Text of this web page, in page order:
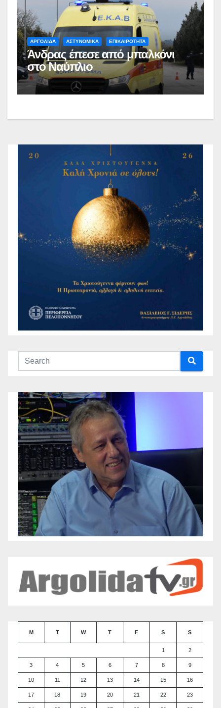
ΑΡΓΟΛΙΔΑ ΑΣΤΥΝΟΜΙΚΑ ΕΠΙΚΑΙΡΟΤΗΤΑ
Άνδρας έπεσε από μπαλκόνι
στο Ναύπλιο
M T W T F S S
1 2
3 4 5 6 7 8 9
10 11 12 13 14 15 16
17 18 19 20 21 22 23